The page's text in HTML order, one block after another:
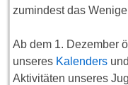
zumindest das
Ab dem 1. Dezember
unseres Kalenders
Aktivitäten unseres